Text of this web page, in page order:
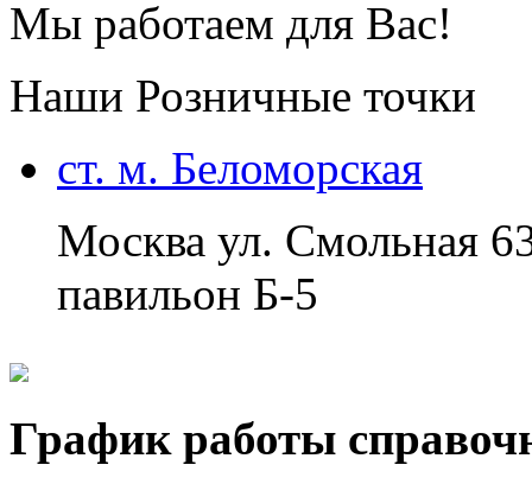
Мы работаем для Вас!
Наши Розничные точки
ст. м. Беломорская
Москва ул. Смольная
павильон Б-5
График работы